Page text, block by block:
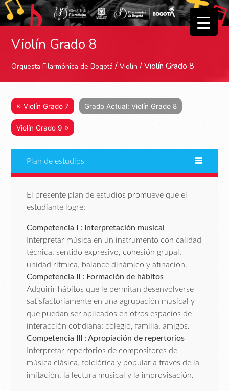
Violín Grado 8
Orquesta Filarmónica de Bogotá /Violín / Violín Grado 8
«Violín Grado 7 Grado Actual: Violín Grado 8
Violín Grado 9 »
Plan de estudios
El presente plan de estudios promueve que el
estudiante logre:
Competencia I : Interpretación musical
Interpretar música en un instrumento con calidad
técnica, sentido expresivo, cohesión grupal,
unidad rítmica, balance dinámico y afinación.
Competencia II : Formación de hábitos
Adquirir hábitos que le permitan desenvolverse
satisfactoriamente en una agrupación musical y
que puedan ser aplicados en otros espacios de
interacción cotidiana: colegio, familia, amigos.
Competencia III : Apropiación de repertorios
Interpretar repertorios de compositores de
música clásica, folclórica y popular a través de la
imitación, la lectura musical y la improvisación.